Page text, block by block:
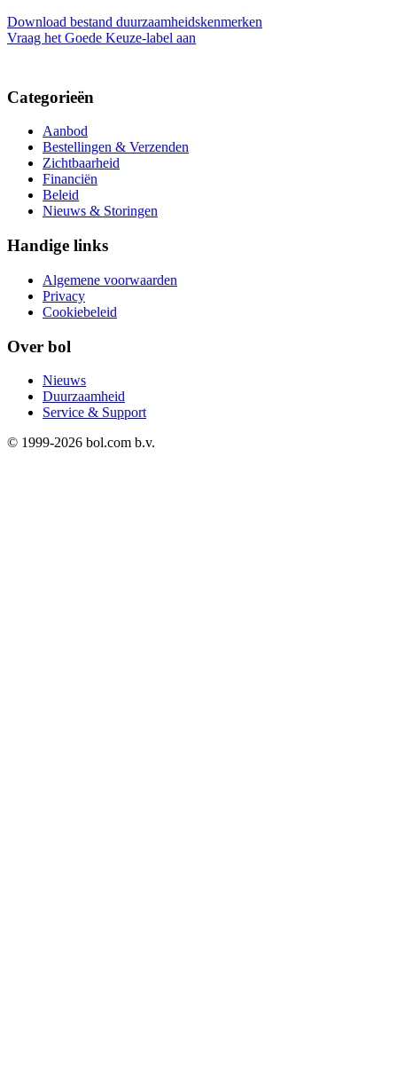
Download bestand duurzaamheidskenmerken
Vraag het Goede Keuze-label aan
Categorieën
Aanbod
Bestellingen & Verzenden
Zichtbaarheid
Financiën
Beleid
Nieuws & Storingen
Handige links
Algemene voorwaarden
Privacy
Cookiebeleid
Over bol
Nieuws
Duurzaamheid
Service & Support
© 1999-2026 bol.com b.v.